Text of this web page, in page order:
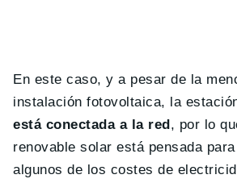
En este caso, y a pesar de la
instalación fotovoltaica, la
está conectada a la red, por lo
renovable solar está pensada
algunos de los costes de